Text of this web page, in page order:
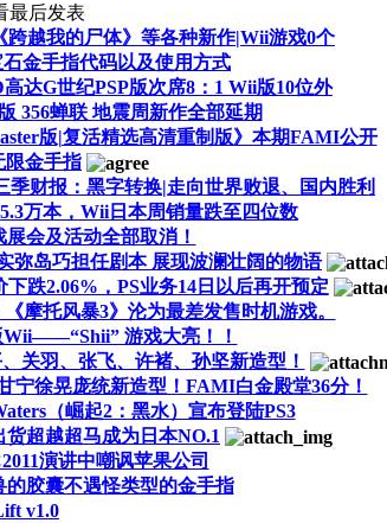
最后发表
越我的尸体》等各种新作|Wii游戏0个
金手指代码以及使用方式
达G世纪PSP版次席8：1 Wii版10位外
356蝉联 地震周新作全部延期
版|复活精选高清重制版》本期FAMI公开
限金手指
财报：黑字转换|走向世界败退、国内胜利
万本，Wii日本周销量跌至四位数
会及活动全部取消！
弥岛巧担任剧本 展现波澜壮阔的物语
跌2.06%，PS业务14日以后再开预定
摩托风暴3》沦为最差发售时机游戏。
游戏大亮！！
关羽、张飞、许褚、孙坚新造型！
宁徐晃庞统新造型！FAMI白金殿堂36分！
（崛起2：黑水）宣布登陆PS3
超越超马成为日本NO.1
演讲中嘲讽苹果公司
胶囊不遇怪类型的金手指
v1.0